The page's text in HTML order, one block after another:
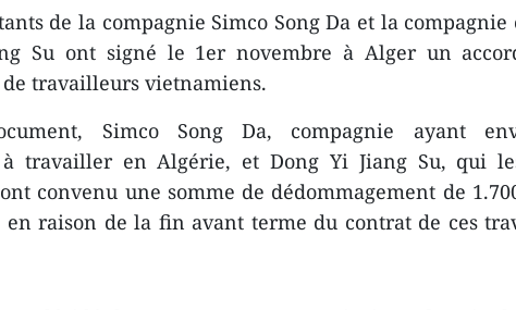
de la compagnie Simco Song Da et la compagnie
Su ont signé le 1er novembre à Alger un
travailleurs vietnamiens.
Simco Song Da, compagnie ayant
à travailler en Algérie, et Dong Yi Jiang Su, qui
convenu une somme de dédommagement de
en raison de la fin avant terme du contrat de ces